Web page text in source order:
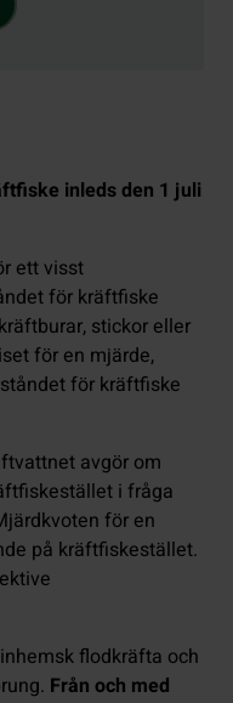
inleds den 1 juli
ett visst
för kräftfiske
stickor eller
för en mjärde,
för kräftfiske
avgör om
i fråga
för en
på kräftfiskestället.
flodkräfta och
Från och med